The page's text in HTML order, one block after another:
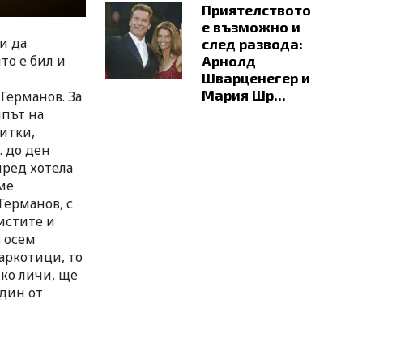
да
е бил и
За
на
до ден
хотела
с
и
осем
то
личи, ще
от
Приятелството
е възможно и
след развода:
Арнолд
Шварценегер и
Мария Шр...